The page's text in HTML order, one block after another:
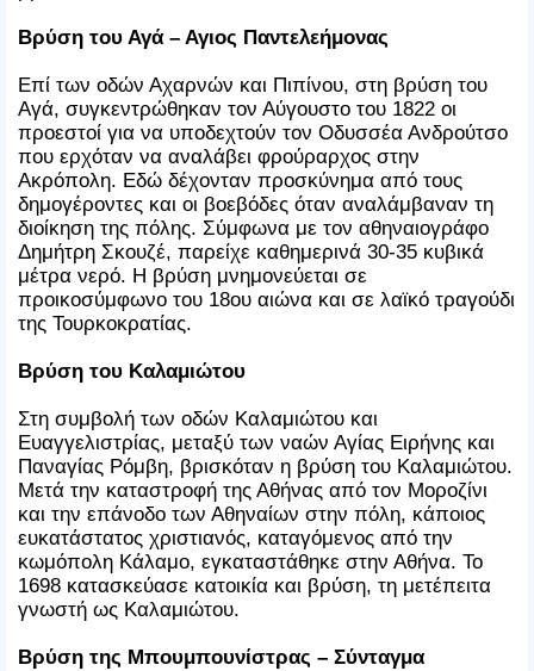
Βρύση του Αγά – Αγιος Παντελεήμονας
Επί των οδών Αχαρνών και Πιπίνου, στη βρύση του
Αγά, συγκεντρώθηκαν τον Αύγουστο του 1822 οι
προεστοί για να υποδεχτούν τον Οδυσσέα Ανδρούτσο
που ερχόταν να αναλάβει φρούραρχος στην
Ακρόπολη. Εδώ δέχονταν προσκύνημα από τους
δημογέροντες και οι βοεβόδες όταν αναλάμβαναν τη
διοίκηση της πόλης. Σύμφωνα με τον αθηναιογράφο
Δημήτρη Σκουζέ, παρείχε καθημερινά 30-35 κυβικά
μέτρα νερό. Η βρύση μνημονεύεται σε
προικοσύμφωνο του 18ου αιώνα και σε λαϊκό τραγούδι
της Τουρκοκρατίας.
Βρύση του Καλαμιώτου
Στη συμβολή των οδών Καλαμιώτου και
Ευαγγελιστρίας, μεταξύ των ναών Αγίας Ειρήνης και
Παναγίας Ρόμβη, βρισκόταν η βρύση του Καλαμιώτου.
Μετά την καταστροφή της Αθήνας από τον Μοροζίνι
και την επάνοδο των Αθηναίων στην πόλη, κάποιος
ευκατάστατος χριστιανός, καταγόμενος από την
κωμόπολη Κάλαμο, εγκαταστάθηκε στην Αθήνα. Το
1698 κατασκεύασε κατοικία και βρύση, τη μετέπειτα
γνωστή ως Καλαμιώτου.
Βρύση της Μπουμπουνίστρας – Σύνταγμα